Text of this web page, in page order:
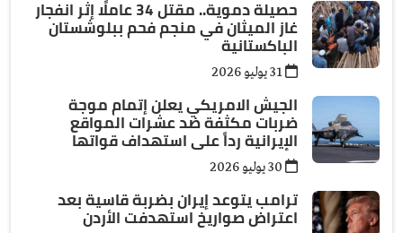
حصيلة دموية.. مقتل 34 عاملًا إثر انفجار
غاز الميثان في منجم فحم ببلوشستان
الباكستانية
الجيش الامريكي يعلن إتمام موجة
ضربات مكثفة ضد عشرات المواقع
الإيرانية رداً على استهداف قواتها
ترامب يتوعد إيران بضربة قاسية بعد
اعتراض صواريخ استهدفت الأردن